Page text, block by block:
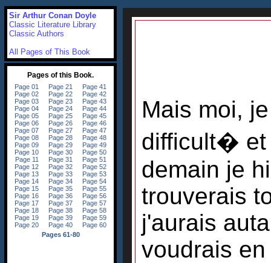
Mais moi,
difficult� et
demain je
trouverais
j'aurais
voudrais
Sir Arthur Conan Doyle
Classic Literature Library
Classic Authors
All Pages of This Book